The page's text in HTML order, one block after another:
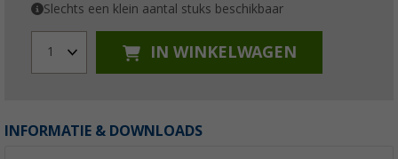
Slechts een klein aantal stuks beschikbaar
1 IN WINKELWAGEN
INFORMATIE & DOWNLOADS